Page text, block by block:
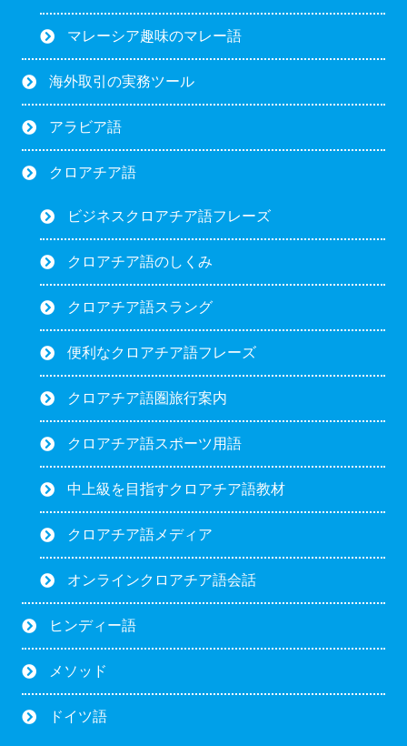
マレーシア趣味のマレー語
海外取引の実務ツール
アラビア語
クロアチア語
ビジネスクロアチア語フレーズ
クロアチア語のしくみ
クロアチア語スラング
便利なクロアチア語フレーズ
クロアチア語圏旅行案内
クロアチア語スポーツ用語
中上級を目指すクロアチア語教材
クロアチア語メディア
オンラインクロアチア語会話
ヒンディー語
メソッド
ドイツ語